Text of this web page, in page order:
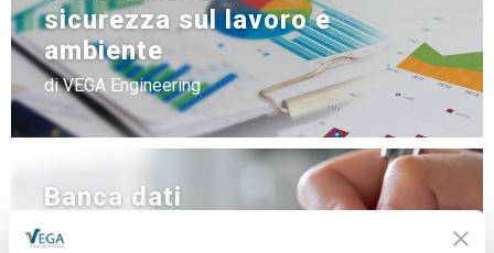
Banca dati
sicurezza sul lavoro e
ambiente
di VEGA Engineering